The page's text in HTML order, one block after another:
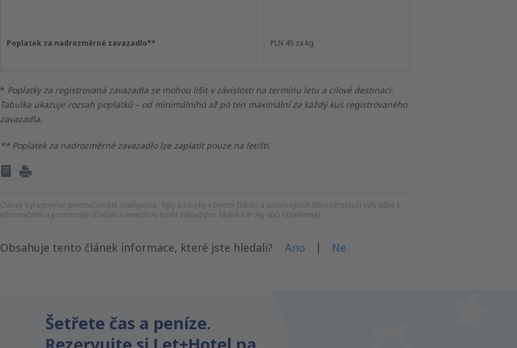
Poplatek za nadrozměrné zavazadlo** PLN 45 za kg
* Poplatky za registrovaná zavazadla se mohou lišit v závislosti na termínu letu a cílové destinaci.
Tabulka ukazuje rozsah poplatků – od minimálního až po ten maximální za každý kus registrovaného
zavazadla.
** Poplatek za nadrozměrné zavazadlo lze zaplatit pouze na letišti.
Článek byl vytvořen pomocí umělé inteligence. Tipy a návrhy v tomto článku a souvisejících článcích slouží výhradně k
informačním a pomocným účelům a nemohou tvořit základ pro žádné nároky vůči {siteName}.
Obsahuje tento článek informace, které jste hledali? Ano | Ne
Obsahuje nepřesné informace
Nevyčerpává téma
Šetřete čas a peníze.